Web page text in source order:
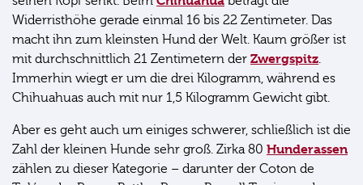
Widerristhöhe gerade einmal 16 bis 22 Zentimeter. Das
macht ihn zum kleinsten Hund der Welt. Kaum größer ist
mit durchschnittlich 21 Zentimetern der Zwergspitz.
Immerhin wiegt er um die drei Kilogramm, während es
Chihuahuas auch mit nur 1,5 Kilogramm Gewicht gibt.
Aber es geht auch um einiges schwerer, schließlich ist die
Zahl der kleinen Hunde sehr groß. Zirka 80 Hunderassen
zählen zu dieser Kategorie – darunter der Coton de